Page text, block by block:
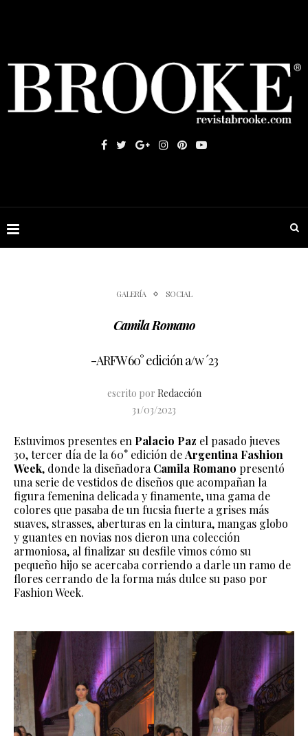
GALERÍA SOCIAL
Camila Romano
-ARFW 60° edición a/w ´23
escrito por Redacción
31/03/2023
Estuvimos presentes en Palacio Paz el pasado jueves
30, tercer día de la 60° edición deArgentina Fashion
Week, donde la diseñadora Camila Romano presentó
una serie de vestidos de diseños que acompañan la
figura femenina delicada y finamente, una gama de
colores que pasaba de un fucsia fuerte a grises más
suaves, strasses, aberturas en la cintura, mangas globo
y guantes en novias nos dieron una colección
armoniosa, al finalizar su desfile vimos cómo su
pequeño hijo se acercaba corriendo a darle un ramo de
flores cerrando de la forma más dulce su paso por
Fashion Week.